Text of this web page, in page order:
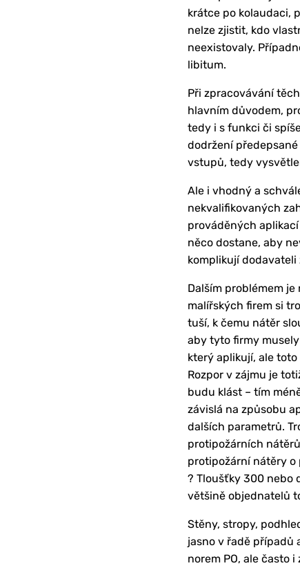
krátce po kolaudaci,
nelze zjistit, kdo
neexistovaly.
libitum.
Při zpracovávání
hlavním důvodem,
tedy i s funkci či
dodržení
vstupů, tedy
Ale i vhodný a
nekvalifikovaných
prováděných
něco dostane, aby
komplikují
Dalším problémem
malířských firem si
tuší, k čemu nátěr
aby tyto firmy
který aplikují, ale
Rozpor v zájmu je
budu klást – tím
závislá na způsobu
dalších parametrů.
protipožárních
protipožární nátěry o
? Tloušťky 300 nebo
většině objednatelů
Stěny, stropy,
jasno v řadě případů
norem PO, ale často